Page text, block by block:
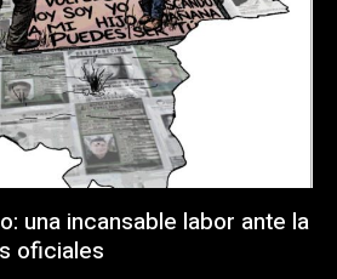
una incansable labor ante la
oficiales